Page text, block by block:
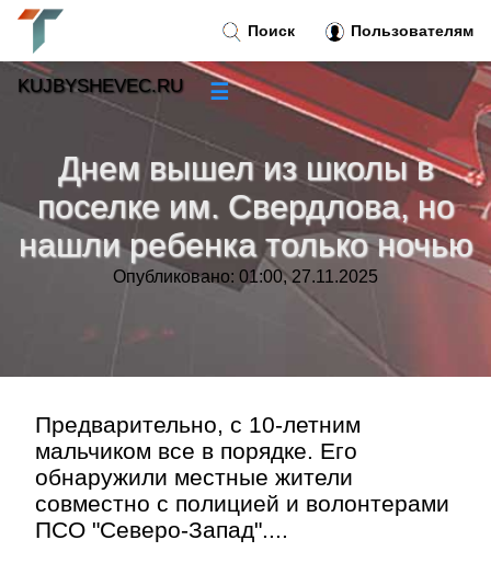
Днем вышел из школы в
поселке им. Свердлова, но
нашли ребенка только ночью
Опубликовано: 01:00, 27.11.2025
Предварительно, с 10-летним
мальчиком все в порядке. Его
обнаружили местные жители
совместно с полицией и волонтерами
ПСО "Северо-Запад"....
Поиск Пользователям
KUJBYSHEVEC.RU ☰
Новости»
Тренды новостей»
Рубрики»
Контакт»